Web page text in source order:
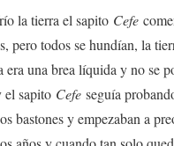
la tierra el sapito Cefe
pero todos se hundían, la
era una brea líquida y no se
el sapito Cefe seguía
bastones y empezaban a